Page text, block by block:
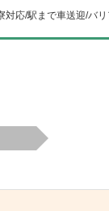
応/駅まで車送迎/バ